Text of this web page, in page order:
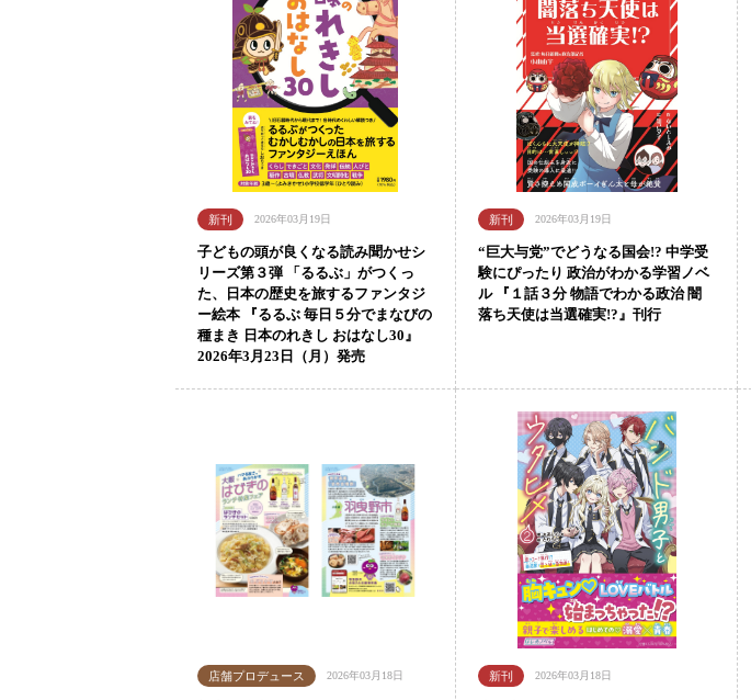
2026年03月19日
子どもの頭が良くなる読み聞かせシ
リーズ第３弾 「るるぶ」がつくっ
た、日本の歴史を旅するファンタジ
ー絵本 『るるぶ 毎日５分でまなびの
種まき 日本のれきし おはなし30』
2026年3月23日（月）発売
2026年03月19日
“巨大与党”でどうなる国会!? 中学受
験にぴったり 政治がわかる学習ノベ
ル 『１話３分 物語でわかる政治 闇
落ち天使は当選確実!?』刊行
2026年03月18日 2026年03月18日